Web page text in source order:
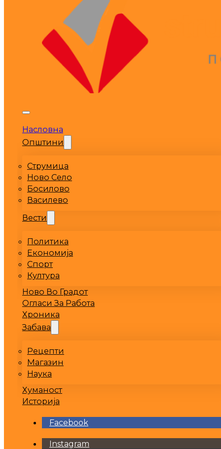
Насловна
Општини
Струмица
Ново Село
Босилово
Василево
Вести
Политика
Економија
Спорт
Култура
Ново Во Градот
Огласи За Работа
Хроника
Забава
Рецепти
Магазин
Наука
Хуманост
Историја
Facebook
Instagram